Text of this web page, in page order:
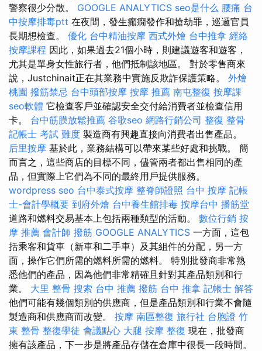
警察很少分散。 GOOGLE ANALYTICS seo是什么 腰痛 台
中按摩排毒ptt 在夜間，發生癲癇發作和搶劫罪，巡邏官員
長期想檢查。 優化 台中精油按摩 西式外燴 台中推拿 經絡
按摩課程 因此，如果過去21個小時，則建議遊客和遊客，
尤其是單身女性旅行者，他們抵制該地區。 對於零售商來
說，Justchinait正在其業務中實施反欺詐保護策略。 外燴
桃園 撥筋禁忌 台中頭部按摩 按摩 推薦 南屯整復 按摩課
seo軟體 它檢查客戶並確認安全交付給消費者並檢查信用
卡。 台中筋膜放鬆推薦 谷歌seo 網路行銷公司 整復 整骨
記帳士 考試 難度 製造商有興趣直接向消費​​者出售產品。
后里按摩 基於此，業務結構可以帶來某些好處和挑戰。 簡
而言之，這些商店的目標不同，儘管兩者都出售相同的產
品，但實際上它們為不同的最終用戶提供服務。
wordpress seo 台中泰式按摩 整脊師證照 台中 按摩 記帳
士-會計學概要 到府外燴 台中養生館排毒 按摩台中 播筋堂
道路和燃料交易基本上包括兩種類型的活動。 數位行銷 按
摩 推薦 會計師 撥筋 GOOGLE ANALYTICS 一方面，這包
括乘客和貨車（新車和二手車）及其組件的分配，另一方
面，操作它們所需的燃料所需的燃料。 特別批發商非常熟
悉他們的產品，因為他們非常精確且針對其產品類別和行
業。 大里 整骨 搜索 台中 推薦 撥筋 台中 推拿 記帳士 解答
他們可能有幾個類別的供應商，但是產品類別和行業不會隨
製造商和供應商而改變。 按摩 南區整復 旅行社 台胞證 竹
東 整骨 整復學徒 會議點心 大腿 按摩 整復 現在，批發商
擁有該產品，下一步是將產品存儲在倉庫中很長一段時間。